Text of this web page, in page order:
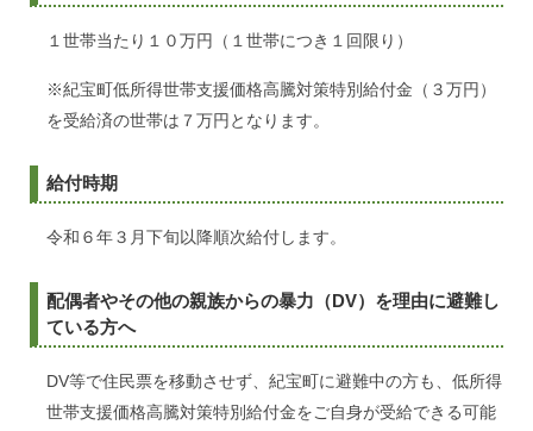
１世帯当たり１０万円（１世帯につき１回限り）
※紀宝町低所得世帯支援価格高騰対策特別給付金（３万円）
を受給済の世帯は７万円となります。
給付時期
令和６年３月下旬以降順次給付します。
配偶者やその他の親族からの暴力（DV）を理由に避難し
ている方へ
DV等で住民票を移動させず、紀宝町に避難中の方も、低所得
世帯支援価格高騰対策特別給付金をご自身が受給できる可能